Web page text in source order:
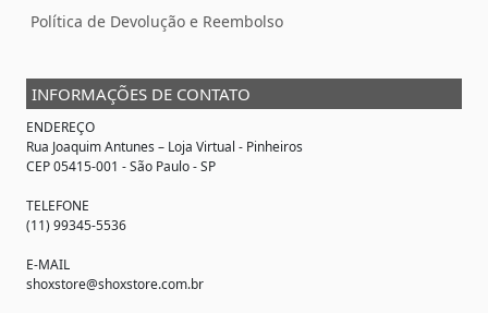
Política de Devolução e Reembolso
INFORMAÇÕES DE CONTATO
ENDEREÇO
Rua Joaquim Antunes – Loja Virtual - Pinheiros
CEP 05415-001 - São Paulo - SP
TELEFONE
(11) 99345-5536
E-MAIL
shoxstore@shoxstore.com.br